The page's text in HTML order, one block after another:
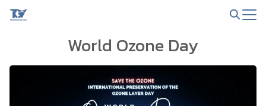
Skip
World Ozone Day